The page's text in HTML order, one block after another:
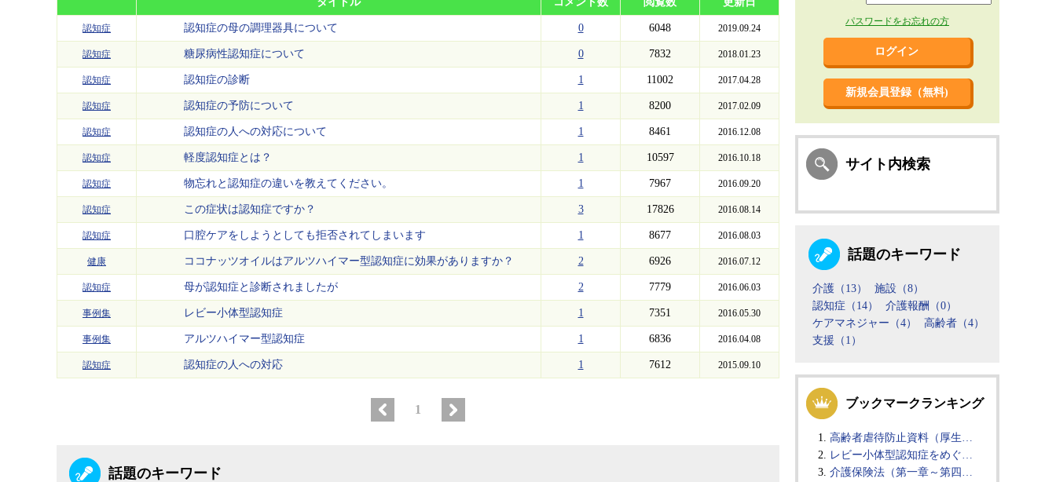
認知症 認知症の母の調理器具について 0 6048 2019.09.24
認知症 糖尿病性認知症について 0 7832 2018.01.23
認知症 認知症の診断 1 11002 2017.04.28
認知症 認知症の予防について 1 8200 2017.02.09
認知症 認知症の人への対応について 1 8461 2016.12.08
認知症 軽度認知症とは？ 1 10597 2016.10.18
認知症 物忘れと認知症の違いを教えてください。 1 7967 2016.09.20
認知症 この症状は認知症ですか？ 3 17826 2016.08.14
認知症 口腔ケアをしようとしても拒否されてしまいます 1 8677 2016.08.03
健康 ココナッツオイルはアルツハイマー型認知症に効果がありますか？ 2 6926 2016.07.12
認知症 母が認知症と診断されましたが 2 7779 2016.06.03
事例集 レビー小体型認知症 1 7351 2016.05.30
事例集 アルツハイマー型認知症 1 6836 2016.04.08
認知症 認知症の人への対応 1 7612 2015.09.10
1
話題のキーワード
パスワードをお忘れの方
新規会員登録（無料)
サイト内検索
話題のキーワード
介護（13）
施設（8）
認知症（14）
介護報酬（0）
ケアマネジャー（4）
高齢者（4）
支援（1）
ブックマークランキング
高齢者虐待防止資料（厚生…
レビー小体型認知症をめぐ…
介護保険法（第一章～第四…